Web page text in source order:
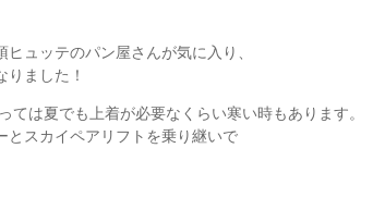
ュッテのパン屋さんが気に入り、
ました！
は夏でも上着が必要なくらい寒い時もあります。
とスカイペアリフトを乗り継いで